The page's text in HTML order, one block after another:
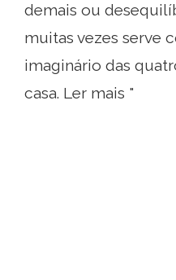
demais ou
muitas vezes serve
imaginário das
casa. Ler mais "